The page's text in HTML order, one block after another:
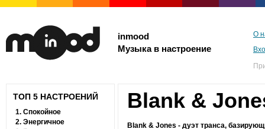
inmood
Музыка в настроение
О
ТОП 5 НАСТРОЕНИЙ
1. Спокойное
2. Энергичное
Blank &
Blank & Jones - дуэт транса,